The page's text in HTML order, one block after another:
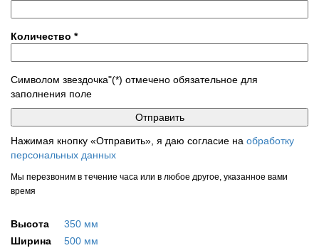
Количество *
Символом звездочка"(*) отмечено обязательное для
заполнения поле
Нажимая кнопку «Отправить», я даю согласие на обработку
персональных данных
Мы перезвоним в течение часа или в любое другое, указанное вами
время
Высота
350 мм
Ширина
500 мм